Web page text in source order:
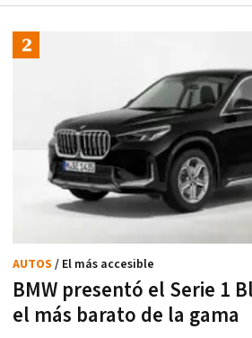
BMW presentó el Serie 1
el más barato de la gama
AUTOS / El más accesible